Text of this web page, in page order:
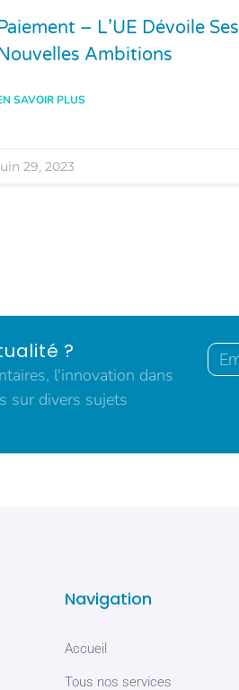
– L’UE Dévoile Ses
Ambitions
SAVOIR PLUS
29, 2023
?
l'innovation dans
sur divers sujets
Navigation
Accueil
Tous nos services